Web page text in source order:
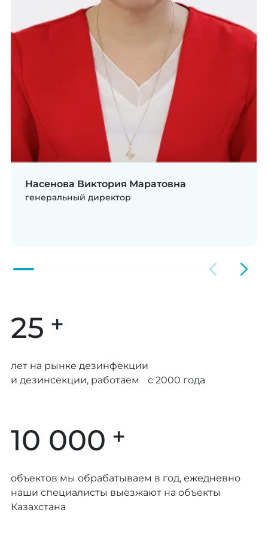
Насенова Виктория Маратовна
генеральный директор
25 +
лет на рынке дезинфекции
и дезинсекции, работаем с 2000 года
10 000 +
объектов мы обрабатываем в год, ежедневно
наши специалисты выезжают на объекты
Казахстана